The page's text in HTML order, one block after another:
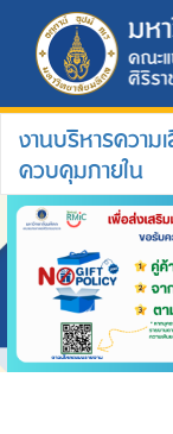
งานบริหารความ
ควบคุมภายใน